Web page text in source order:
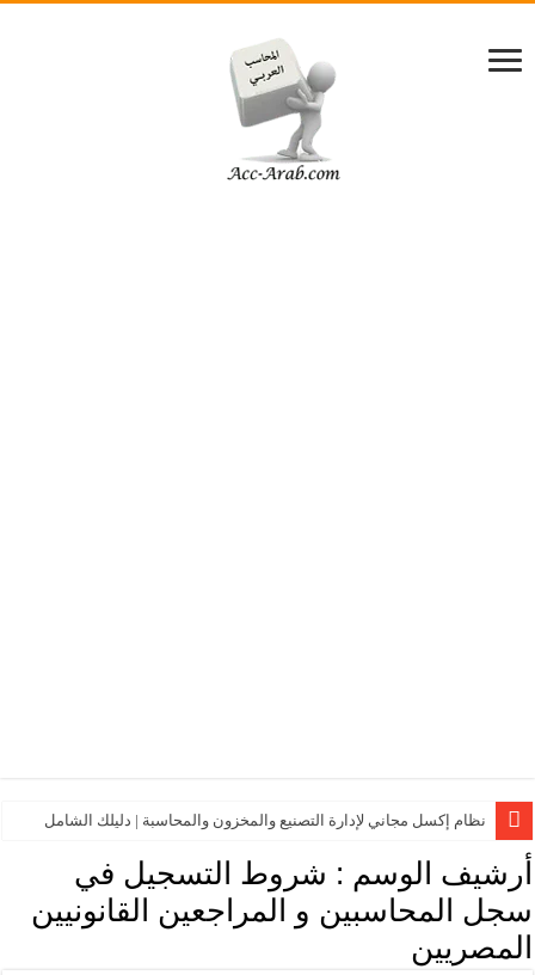
نظام إكسل مجاني لإدارة التصنيع والمخزون والمحاسبة | دليلك الشامل
أرشيف الوسم : شروط التسجيل في
سجل المحاسبين و المراجعين القانونيين
المصريين